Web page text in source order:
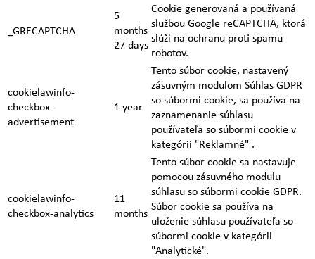
_GRECAPTCHA
5
months
27 days
Cookie generovaná a používaná
službou Google reCAPTCHA, ktorá
slúži na ochranu proti spamu
robotov.
cookielawinfo-
checkbox-
advertisement
1 year
Tento súbor cookie, nastavený
zásuvným modulom Súhlas GDPR
so súbormi cookie, sa používa na
zaznamenanie súhlasu
používateľa so súbormi cookie v
kategórii "Reklamné" .
cookielawinfo-
checkbox-analytics
11
months
Tento súbor cookie sa nastavuje
pomocou zásuvného modulu
súhlasu so súbormi cookie GDPR.
Súbor cookie sa používa na
uloženie súhlasu používateľa so
súbormi cookie v kategórii
"Analytické".